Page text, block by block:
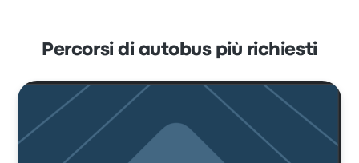
Percorsi di autobus più richiesti